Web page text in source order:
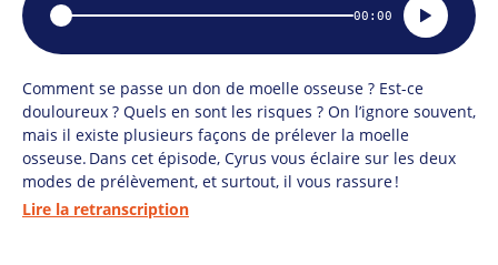
Position 00:00
Comment se passe un don de moelle osseuse ? Est-ce
douloureux ? Quels en sont les risques ? On l’ignore souvent,
mais il existe plusieurs façons de prélever la moelle
osseuse. Dans cet épisode, Cyrus vous éclaire sur les deux
modes de prélèvement, et surtout, il vous rassure !
Lire la retranscription